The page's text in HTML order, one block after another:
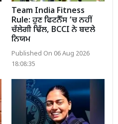
Team India Fitness
Rule: ਹੁਣ ਫਿਟਨੈੱਸ ’ਚ ਨਹੀਂ
ਚੱਲੇਗੀ ਢਿੱਲ, BCCI ਨੇ ਬਦਲੇ
ਨਿਯਮ
Published On 06 Aug 2026
18:08:35